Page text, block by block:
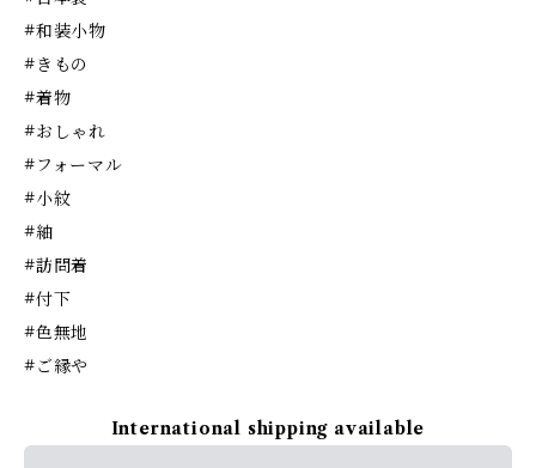
#和装小物
#きもの
#着物
#おしゃれ
#フォーマル
#小紋
#紬
#訪問着
#付下
#色無地
#ご縁や
International shipping available